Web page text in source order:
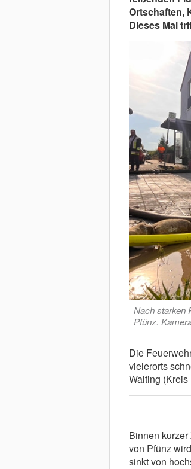
Ortschaften,
Dieses Mal
Nach starken
Pfünz.
Die
vielerorts
Walting
Binnen
von Pfünz
sinkt von